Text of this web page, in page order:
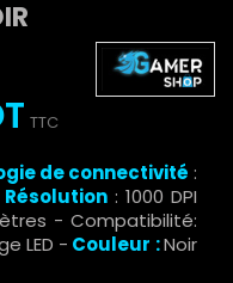
TTC
de connectivité :
Résolution: 1000 DPI
- Compatibilité:
LED - Couleur :Noir